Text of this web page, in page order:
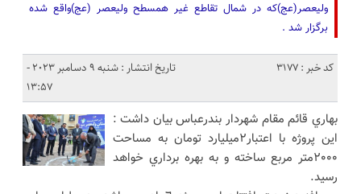
وليعصر(عج)كه در شمال تقاطع غير همسطح وليعصر (عج)واقع شده
برگزار شد .
کد خبر : 3177
تاریخ انتشار : شنبه 9 دسامبر 2023 -
13:57
بهاري قائم مقام شهردار بندرعباس بيان داشت :
اين پروژه با اعتبار٢ميليارد تومان به مساحت
٢٠٠٠متر مربع ساخته و به بهره برداري خواهد
رسيد.